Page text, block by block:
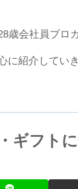
歳会社員ブロ
に紹介していき
ギフト